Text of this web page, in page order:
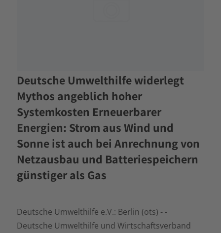
Deutsche Umwelthilfe widerlegt
Mythos angeblich hoher
Systemkosten Erneuerbarer
Energien: Strom aus Wind und
Sonne ist auch bei Anrechnung von
Netzausbau und Batteriespeichern
günstiger als Gas
Deutsche Umwelthilfe e.V.: Berlin (ots) - -
Deutsche Umwelthilfe und Wirtschaftsverband